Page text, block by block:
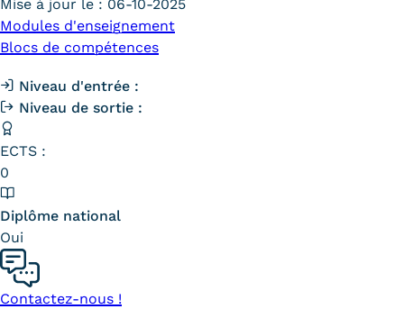
Carte lieux et centres Cnam en
BFC
Nos centres administratifs
Agenda
Mise à jour le : 06-10-2025
Modules d'enseignement
Blocs de compétences
Niveau d'entrée :
Niveau de sortie :
ECTS :
0
Diplôme national
Oui
Contactez-nous !